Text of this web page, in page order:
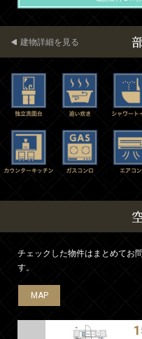
建物詳細を見る
チェックした物件はまとめてお
す。
MAP
MAP
MAP
MAP
MAP
MAP
MAP
MAP
MAP
MAP
MAP
MAP
MAP
MAP
MAP
MAP
MAP